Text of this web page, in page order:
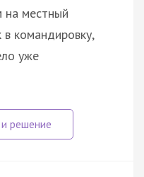
на местный
командировку,
уже